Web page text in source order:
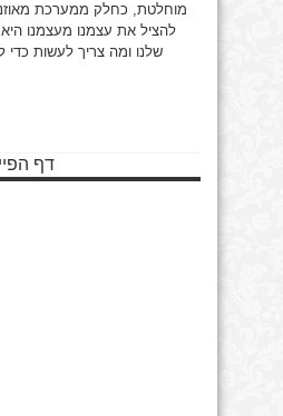
מוחלטת, כחלק ממערכת
להציל את עצמנו מעצמנו
שלנו ומה צריך לעשות כדי
דף